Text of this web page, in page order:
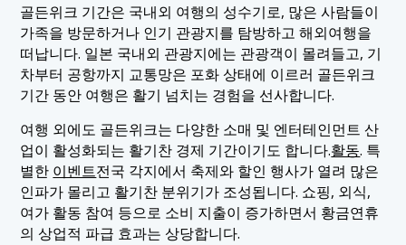
골든위크 기간은 국내외 여행의 성수기로, 많은 사람들이
가족을 방문하거나 인기 관광지를 탐방하고 해외여행을
떠납니다. 일본 국내외 관광지에는 관광객이 몰려들고, 기
차부터 공항까지 교통망은 포화 상태에 이르러 골든위크
기간 동안 여행은 활기 넘치는 경험을 선사합니다.
여행 외에도 골든위크는 다양한 소매 및 엔터테인먼트 산
업이 활성화되는 활기찬 경제 기간이기도 합니다.활동. 특
별한 이벤트전국 각지에서 축제와 할인 행사가 열려 많은
인파가 몰리고 활기찬 분위기가 조성됩니다. 쇼핑, 외식,
여가 활동 참여 등으로 소비 지출이 증가하면서 황금연휴
의 상업적 파급 효과는 상당합니다.